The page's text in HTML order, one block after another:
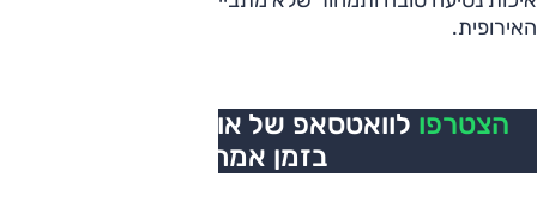
האירופית.
הצטרפו לוואטסאפ של אוטו, כל העדכונים
בזמן אמת